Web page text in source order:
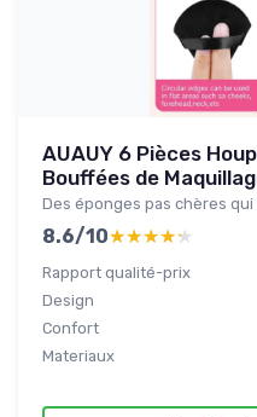
AUAUY 6 Pièces
Bouffées de
Des éponges pas chères
8.6/10★★★★★
★★★★★
Rapport qualité-prix
Design
Confort
Materiaux